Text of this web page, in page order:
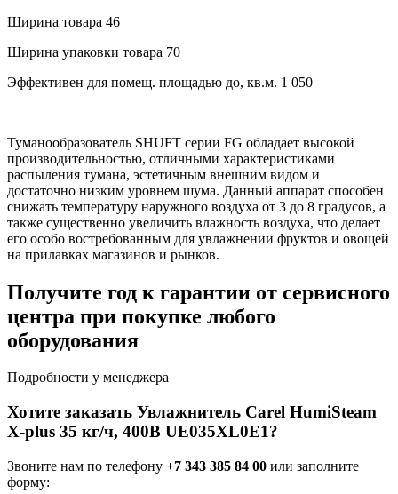
Ширина товара 46
Ширина упаковки товара 70
Эффективен для помещ. площадью до, кв.м. 1 050
Туманообразователь SHUFT серии FG обладает высокой
производительностью, отличными характеристиками
распыления тумана, эстетичным внешним видом и
достаточно низким уровнем шума. Данный аппарат способен
снижать температуру наружного воздуха от 3 до 8 градусов, а
также существенно увеличить влажность воздуха, что делает
его особо востребованным для увлажнении фруктов и овощей
на прилавках магазинов и рынков.
Получите год к гарантии от сервисного
центра при покупке любого
оборудования
Подробности у менеджера
Хотите заказать Увлажнитель Carel HumiSteam
X-plus 35 кг/ч, 400В UE035XL0E1?
Звоните нам по телефону +7 343 385 84 00 или заполните
форму: